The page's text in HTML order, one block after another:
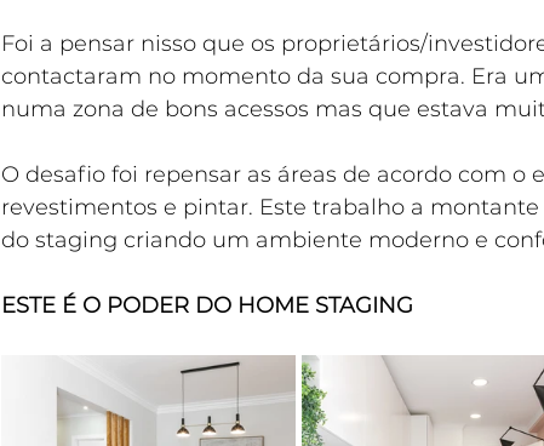
Foi a pensar nisso que os proprietários/
contactaram no momento da sua compra. Era
numa zona de bons acessos mas que estava
O desafio foi repensar as áreas de acordo com o
revestimentos e pintar. Este trabalho a
do staging criando um ambiente moderno e
ESTE É O PODER DO HOME STAGING